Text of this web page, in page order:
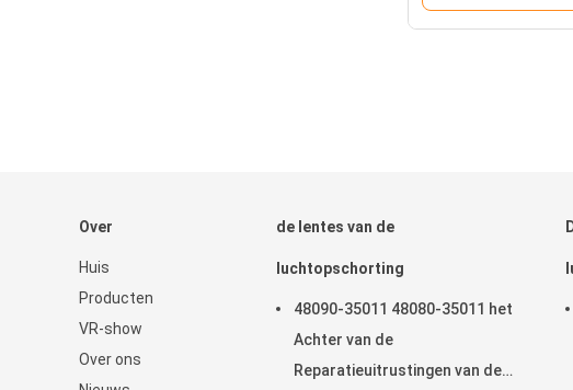
Over
Huis
Producten
VR-show
Over ons
de lentes van de
luchtopschorting
48090-35011 48080-35011 het
Achter van de
Reparatieuitrustingen van de